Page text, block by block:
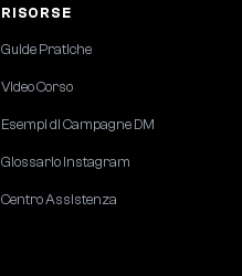
RISORSE
Guide Pratiche
Video Corso
Esempi di Campagne DM
Glossario Instagram
Centro Assistenza